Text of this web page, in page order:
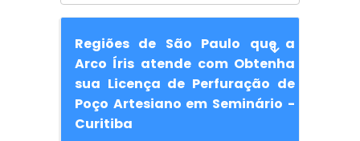
Regiões de São Paulo que a
Arco Íris atende com Obtenha
sua Licença de Perfuração de
Poço Artesiano em Seminário -
Curitiba